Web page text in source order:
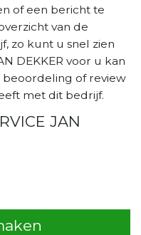
of een bericht te
van de
zo kunt u snel zien
DEKKER voor u kan
of review
met dit bedrijf.
JAN